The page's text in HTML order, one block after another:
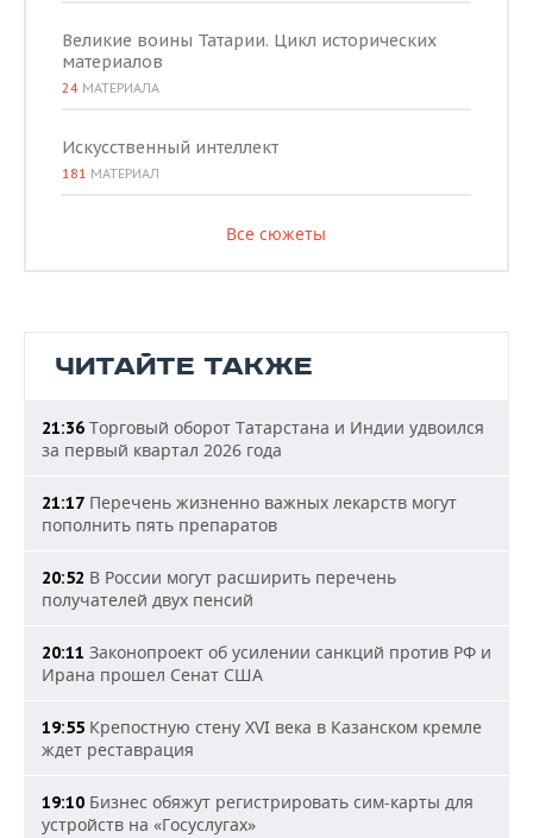
Великие воины Татарии. Цикл исторических
материалов
24 МАТЕРИАЛА
Искусственный интеллект
181 МАТЕРИАЛ
Все сюжеты
ЧИТАЙТЕ ТАКЖЕ
21:36 Торговый оборот Татарстана и Индии удвоился
за первый квартал 2026 года
21:17 Перечень жизненно важных лекарств могут
пополнить пять препаратов
20:52 В России могут расширить перечень
получателей двух пенсий
20:11 Законопроект об усилении санкций против РФ и
Ирана прошел Сенат США
19:55 Крепостную стену XVI века в Казанском кремле
ждет реставрация
19:10 Бизнес обяжут регистрировать сим-карты для
устройств на «Госуслугах»